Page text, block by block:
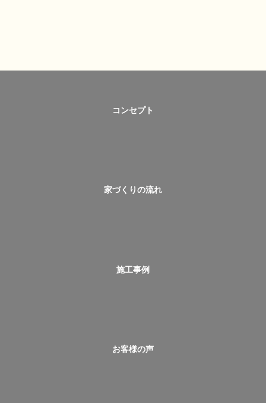
コンセプト
家づくりの流れ
施工事例
お客様の声